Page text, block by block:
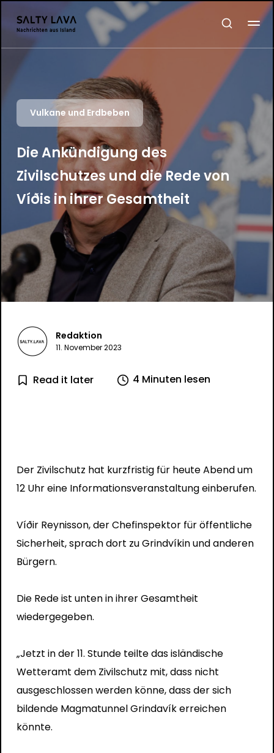
Vulkane und Erdbeben
Die Ankündigung des
Zivilschutzes und die Rede von
Víðis in ihrer Gesamtheit
Redaktion
11. November 2023
Read it later 4 Minuten lesen
Der Zivilschutz hat kurzfristig für heute Abend um
12 Uhr eine Informationsveranstaltung einberufen.
Víðir Reynisson, der Chefinspektor für öffentliche
Sicherheit, sprach dort zu Grindvíkin und anderen
Bürgern.
Die Rede ist unten in ihrer Gesamtheit
wiedergegeben.
„Jetzt in der 11. Stunde teilte das isländische
Wetteramt dem Zivilschutz mit, dass nicht
ausgeschlossen werden könne, dass der sich
bildende Magmatunnel Grindavík erreichen
könnte.